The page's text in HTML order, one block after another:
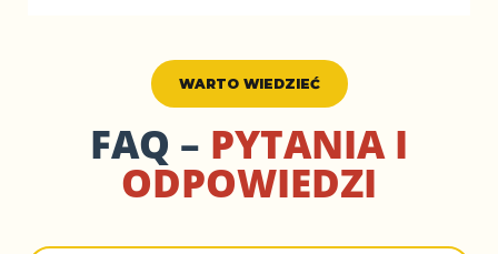
WARTO WIEDZIEĆ
FAQ – PYTANIA I
ODPOWIEDZI